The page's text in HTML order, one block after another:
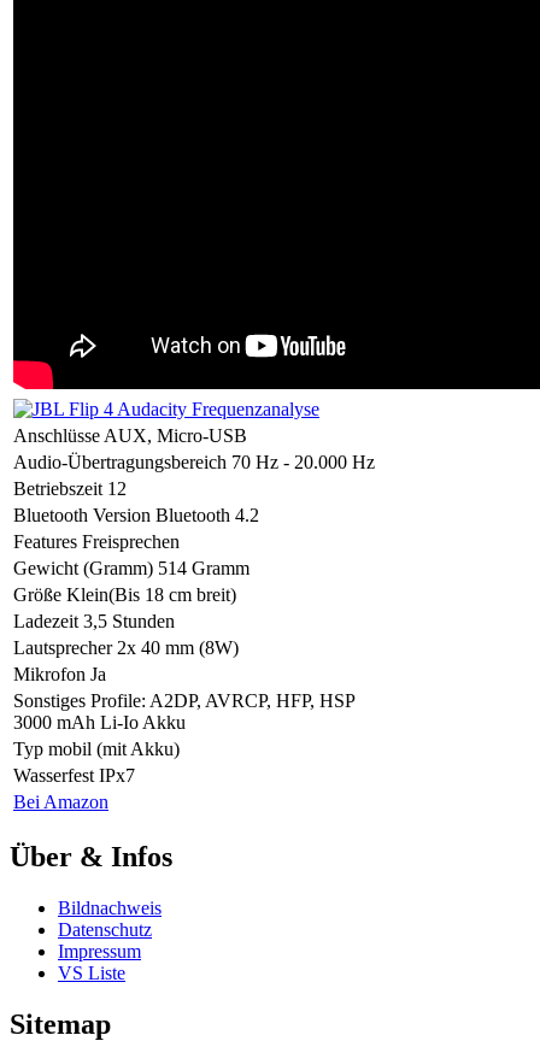
Anschlüsse AUX, Micro-USB
Audio-Übertragungsbereich 70 Hz - 20.000 Hz
Betriebszeit 12
Bluetooth Version Bluetooth 4.2
Features Freisprechen
Gewicht (Gramm) 514 Gramm
Größe Klein(Bis 18 cm breit)
Ladezeit 3,5 Stunden
Lautsprecher2x 40 mm (8W)
Mikrofon Ja
Sonstiges Profile: A2DP, AVRCP, HFP, HSP
3000 mAh Li-Io Akku
Typ mobil (mit Akku)
Wasserfest IPx7
Bei Amazon
Über & Infos
Bildnachweis
Datenschutz
Impressum
VS Liste
Sitemap